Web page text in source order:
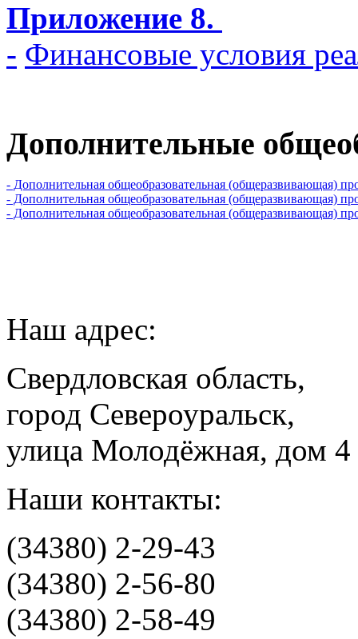
Приложение 8.
- Финансовые условия
Дополнительные
- Дополнительная общеобразовательная (общеразвивающая)
- Дополнительная общеобразовательная (общеразвивающая)
- Дополнительная общеобразовательная (общеразвивающая)
Наш адрес:
Свердловская область,
город Североуральск,
улица Молодёжная, дом 4
Наши контакты:
(34380) 2-29-43
(34380) 2-56-80
(34380) 2-58-49